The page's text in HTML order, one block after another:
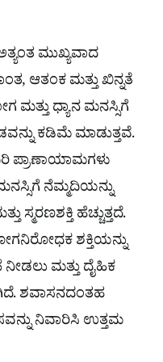
ಮುಖ್ಯವಾದ
ಆತಂಕ ಮತ್ತು ಖಿನ್ನತೆ
ಮತ್ತು ಧ್ಯಾನ ಮನಸ್ಸಿಗೆ
ಕಡಿಮೆ ಮಾಡುತ್ತವೆ.
ನೆಮ್ಮದಿಯನ್ನು
ಸ್ಮರಣಶಕ್ತಿ ಹೆಚ್ಚುತ್ತದೆ.
ಶಕ್ತಿಯನ್ನು
ಮತ್ತು ದೈಹಿಕ
ಶವಾಸನದಂತಹ
ನಿವಾರಿಸಿ ಉತ್ತಮ